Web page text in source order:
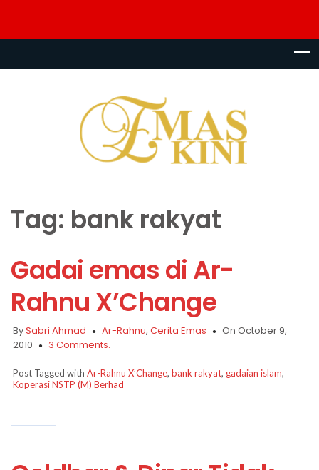
Tag: bank rakyat
Gadai emas di Ar-
Rahnu X’Change
BySabri Ahmad Ar-Rahnu, Cerita Emas
On October 9,
2010
3 Comments.
Post Tagged with Ar-Rahnu X’Change, bank rakyat, gadaian islam,
Koperasi NSTP (M) Berhad